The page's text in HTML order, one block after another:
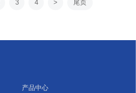
3 4 > 尾页
产品中心